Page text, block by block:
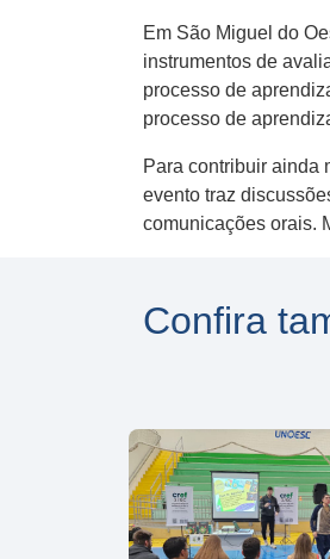
Em São Miguel do
instrumentos de
processo de
processo de
Para contribuir ainda
evento traz
comunicações orais.
Confira